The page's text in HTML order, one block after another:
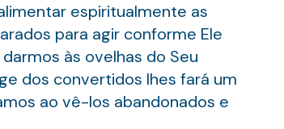
espiritualmente as
para agir conforme Ele
às ovelhas do Seu
dos convertidos lhes fará um
ao vê-los abandonados e